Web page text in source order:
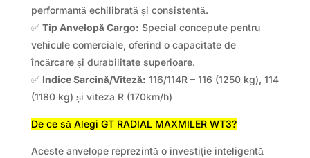
performanță echilibrată și consistentă.
✅ Tip Anvelopă Cargo: Special concepute pentru
vehicule comerciale, oferind o capacitate de
încărcare și durabilitate superioare.
✅ Indice Sarcină/Viteză: 116/114R – 116 (1250 kg), 114
(1180 kg) și viteza R (170km/h)
De ce să Alegi GT RADIAL MAXMILER WT3?
Aceste anvelope reprezintă o investiție inteligentă